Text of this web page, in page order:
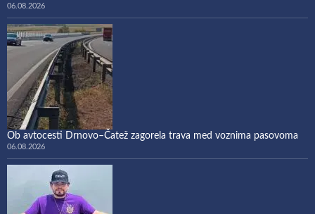
06.08.2026
Ob avtocesti Drnovo–Čatež zagorela trava med voznima pasovoma
06.08.2026